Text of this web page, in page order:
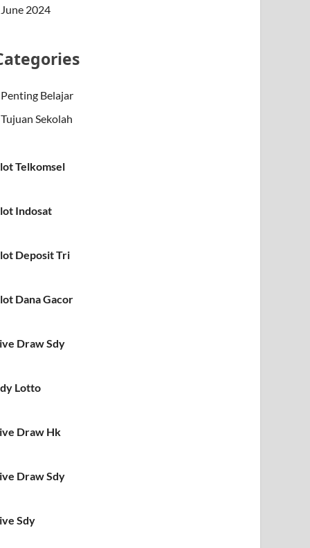
June 2024
Penting Belajar
Tujuan Sekolah
Telkomsel
Indosat
Deposit Tri
Dana Gacor
Draw Sdy
Lotto
Draw Hk
Draw Sdy
Sdy